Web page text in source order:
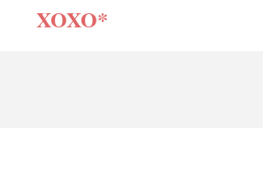
XOXO*